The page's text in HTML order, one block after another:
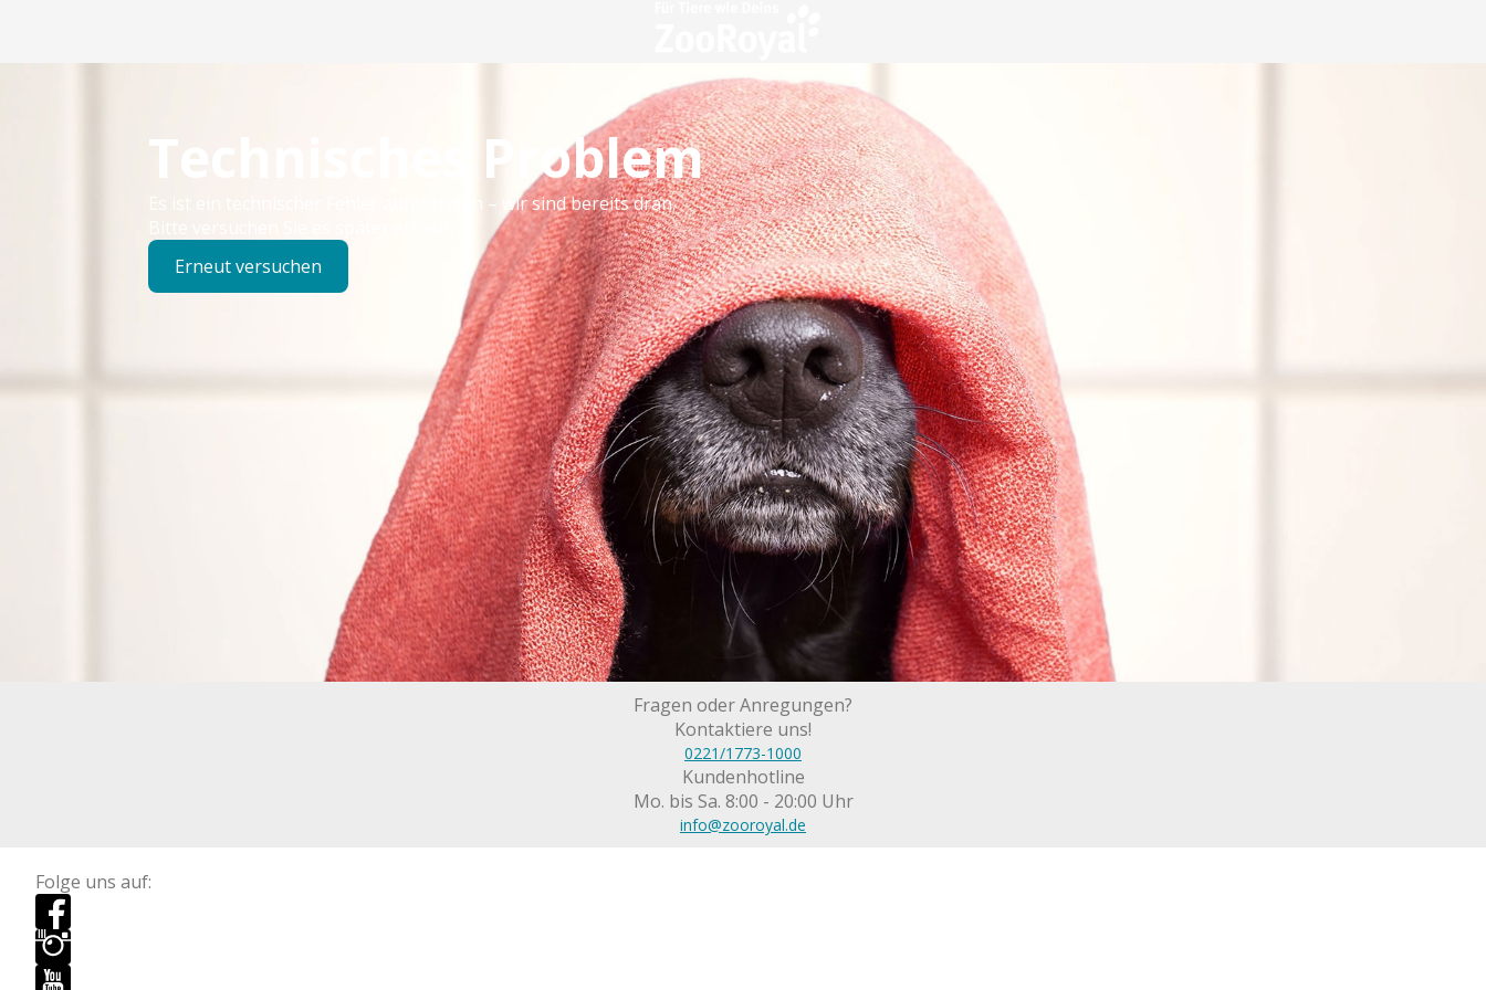
Technisches Problem
Es ist ein technischer Fehler aufgetreten – wir sind bereits dran.
Bitte versuchen Sie es später erneut.
Erneut versuchen
Fragen oder Anregungen?
Kontaktiere uns!
0221/1773-1000
Kundenhotline
Mo. bis Sa. 8:00 - 20:00 Uhr
info@zooroyal.de
Folge uns auf: